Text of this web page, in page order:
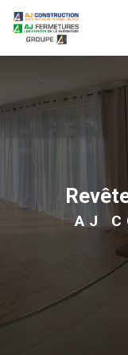
AJ
Panneau de gestion